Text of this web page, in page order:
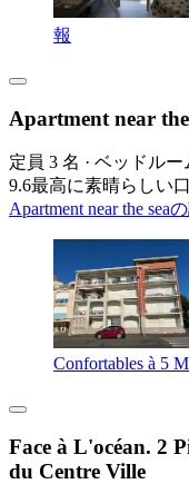
報
Apartment near the
定員 3 名 · ベッドル
9.6最高に素晴らしい
Apartment near the sea
Confortables à 5
Face à L'océan. 2
du Centre Ville